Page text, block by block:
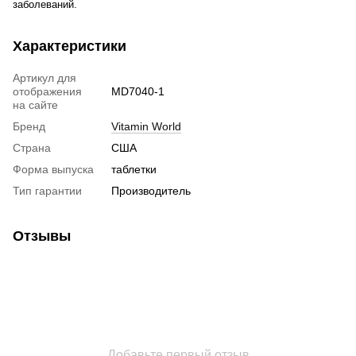
заболеваний.
Характеристики
Артикул для
отображения
на сайте
MD7040-1
Бренд
Vitamin World
Страна
США
Форма выпуска
таблетки
Тип гарантии
Производитель
Отзывы